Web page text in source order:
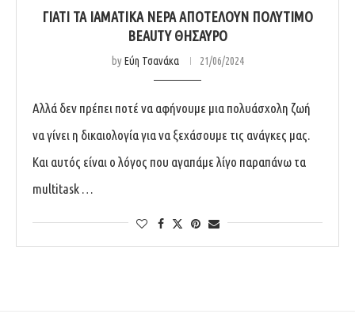
ΓΙΑΤΙ ΤΑ ΙΑΜΑΤΙΚΑ ΝΕΡΑ ΑΠΟΤΕΛΟΥΝ ΠΟΛΥΤΙΜΟ
BEAUTY ΘΗΣΑΥΡΟ
byΕύη Τσανάκα 21/06/2024
Αλλά δεν πρέπει ποτέ να αφήνουμε μια πολυάσχολη ζωή
να γίνει η δικαιολογία για να ξεχάσουμε τις ανάγκες μας.
Και αυτός είναι ο λόγος που αγαπάμε λίγο παραπάνω τα
multitask …